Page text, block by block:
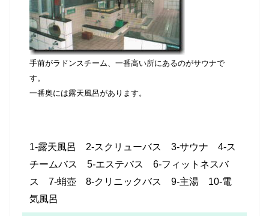
手前がラドンスチーム、一番高い所にあるのがサウナで
す。
一番奥には露天風呂があります。
1-露天風呂 2-スクリューバス 3-サウナ 4-ス
チームバス 5-エステバス 6-フィットネスバ
ス 7-蛸壺 8-クリニックバス 9-主湯 10-電
気風呂